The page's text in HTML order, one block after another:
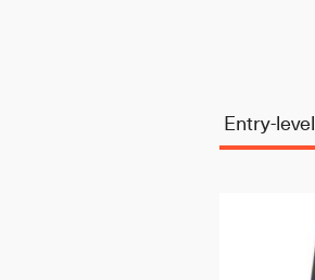
Entry-level